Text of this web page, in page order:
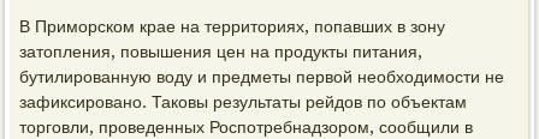
В Приморском крае на территориях, попавших в зону
затопления, повышения цен на продукты питания,
бутилированную воду и предметы первой необходимости не
зафиксировано. Таковы результаты рейдов по объектам
торговли, проведенных Роспотребнадзором, сообщили в